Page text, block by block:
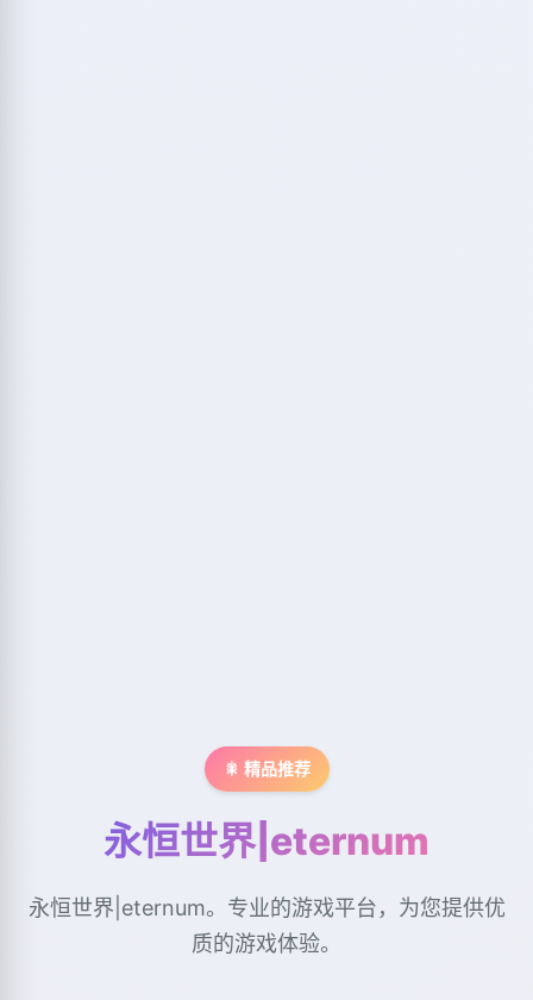
🎇 精品推荐
永恒世界|eternum
永恒世界|eternum。专业的游戏平台，为您提供优
质的游戏体验。